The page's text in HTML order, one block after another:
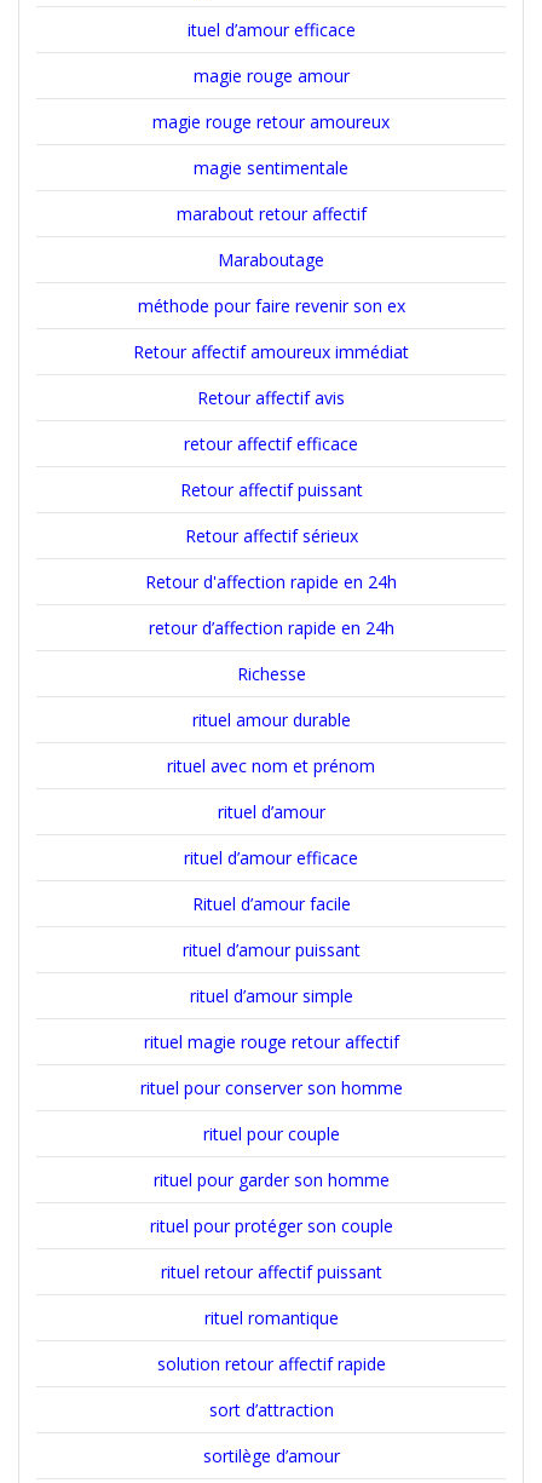
ituel d’amour efficace
magie rouge amour
magie rouge retour amoureux
magie sentimentale
marabout retour affectif
Maraboutage
méthode pour faire revenir son ex
Retour affectif amoureux immédiat
Retour affectif avis
retour affectif efficace
Retour affectif puissant
Retour affectif sérieux
Retour d'affection rapide en 24h
retour d’affection rapide en 24h
Richesse
rituel amour durable
rituel avec nom et prénom
rituel d’amour
rituel d’amour efficace
Rituel d’amour facile
rituel d’amour puissant
rituel d’amour simple
rituel magie rouge retour affectif
rituel pour conserver son homme
rituel pour couple
rituel pour garder son homme
rituel pour protéger son couple
rituel retour affectif puissant
rituel romantique
solution retour affectif rapide
sort d’attraction
sortilège d’amour